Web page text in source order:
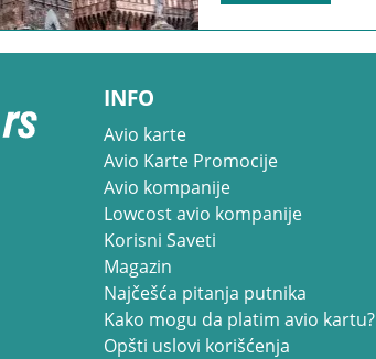
INFO
Avio karte
Avio Karte Promocije
Avio kompanije
Lowcost avio kompanije
Korisni Saveti
Magazin
Najčešća pitanja putnika
Kako mogu da platim avio kartu?
Opšti uslovi korišćenja